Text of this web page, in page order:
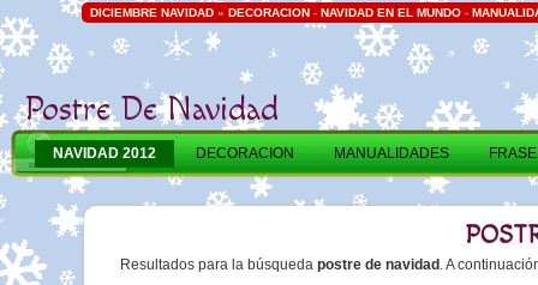
DICIEMBRE NAVIDAD» DECORACION- NAVIDAD EN EL MUNDO-
Postre De Navidad
NAVIDAD 2012 DECORACION MANUALIDADES
Resultados para la búsqueda postre de navidad . A